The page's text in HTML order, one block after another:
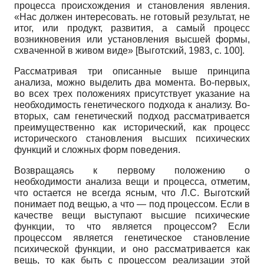
процесса происхождения и становления явления.
«Нас должен интересовать. не готовый результат, не
итог, или продукт, развития, а самый процесс
возникновения или установления высшей формы,
схваченной в живом виде» [Выготский, 1983, с. 100].
Рассматривая три описанные выше принципа
анализа, можно выделить два момента. Во-первых,
во всех трех положениях присутствует указание на
необходимость генетического подхода к анализу. Во-
вторых, сам генетический подход рассматривается
преимущественно как исторический, как процесс
исторического становления высших психических
функций и сложных форм поведения.
Возвращаясь к первому положению о
необходимости анализа вещи и процесса, отметим,
что остается не всегда ясным, что Л.С. Выготский
понимает под вещью, а что — под процессом. Если в
качестве вещи выступают высшие психические
функции, то что является процессом? Если
процессом является генетическое становление
психической функции, и оно рассматривается как
вещь, то как быть с процессом реализации этой